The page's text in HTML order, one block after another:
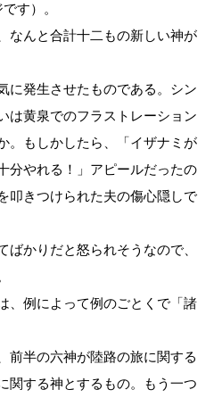
す）。
なんと合計十二もの新しい神が
に発生させたものである。シン
は黄泉でのフラストレーション
。もしかしたら、「イザナミが
分やれる！」アピールだったの
叩きつけられた夫の傷心隠しで
ばかりだと怒られそうなので、
、例によって例のごとくで「諸
前半の六神が陸路の旅に関する
関する神とするもの。もう一つ